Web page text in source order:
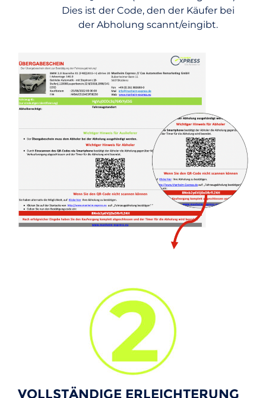
Dies ist der Code, den der Käufer bei
der Abholung scannt/eingibt.
VOLLSTÄNDIGE ERLEICHTERUNG